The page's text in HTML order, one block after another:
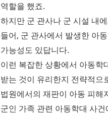
역할을 했죠.
하지만 군 관사나 군 시설 내
들어, 군 관사에서 발생한 아
가능성도 있답니다.
이런 복잡한 상황에서 아동학
받는 것이 유리한지 전략적으
법원에서의 재판이 아동 피해
군인 가족 관련 아동학대 사